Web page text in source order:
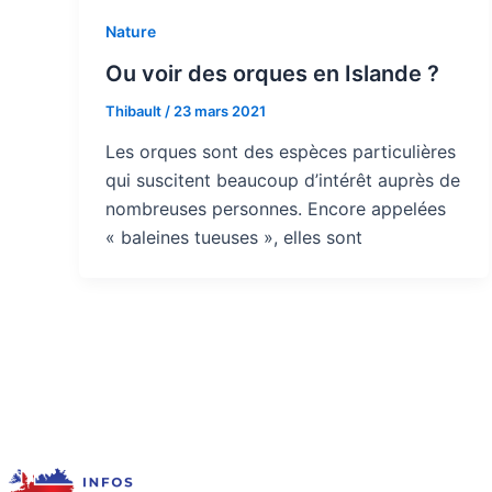
Nature
Ou voir des orques en Islande ?
Thibault / 23 mars 2021
Les orques sont des espèces particulières
qui suscitent beaucoup d’intérêt auprès de
nombreuses personnes. Encore appelées
« baleines tueuses », elles sont